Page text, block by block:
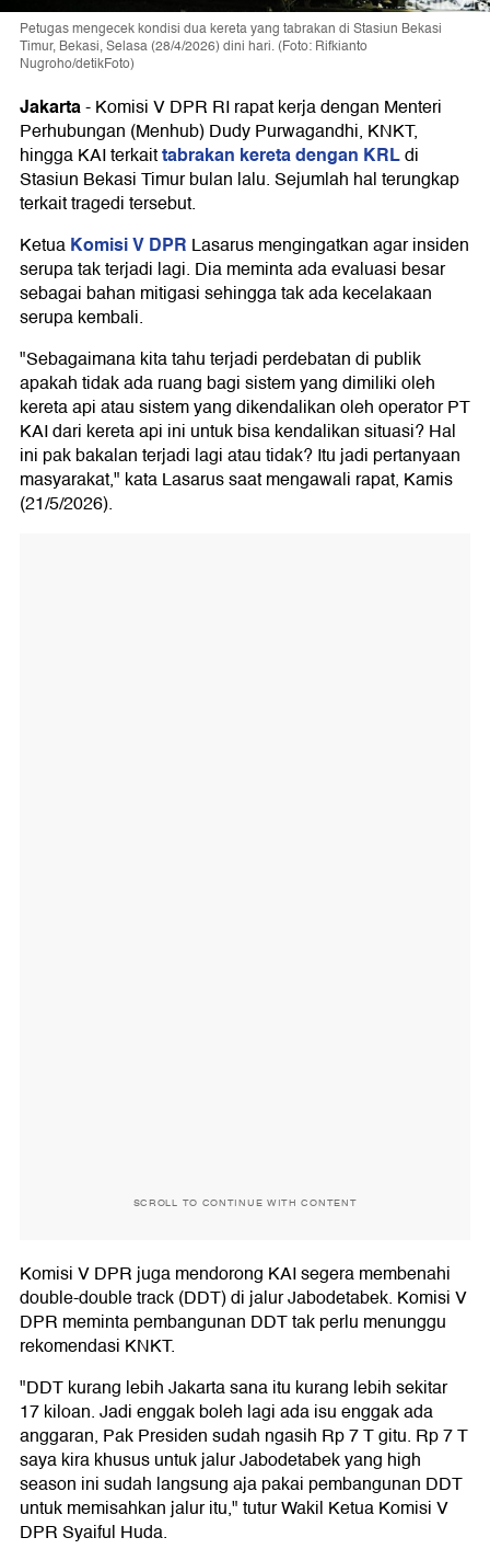
Petugas mengecek kondisi dua kereta yang tabrakan di Stasiun Bekasi
Timur, Bekasi, Selasa (28/4/2026) dini hari. (Foto: Rifkianto
Nugroho/detikFoto)
Jakarta-Komisi V DPR RI rapat kerja dengan Menteri
Perhubungan (Menhub) Dudy Purwagandhi, KNKT,
hingga KAI terkaittabrakan kereta dengan KRLdi
Stasiun Bekasi Timur bulan lalu. Sejumlah hal terungkap
terkait tragedi tersebut.
KetuaKomisi V DPR Lasarus mengingatkan agar insiden
serupa tak terjadi lagi. Dia meminta ada evaluasi besar
sebagai bahan mitigasi sehingga tak ada kecelakaan
serupa kembali.
"Sebagaimana kita tahu terjadi perdebatan di publik
apakah tidak ada ruang bagi sistem yang dimiliki oleh
kereta api atau sistem yang dikendalikan oleh operator PT
KAI dari kereta api ini untuk bisa kendalikan situasi? Hal
ini pak bakalan terjadi lagi atau tidak? Itu jadi pertanyaan
masyarakat," kata Lasarus saat mengawali rapat, Kamis
(21/5/2026).
SCROLL TO CONTINUE WITH CONTENT
Komisi V DPR juga mendorong KAI segera membenahi
double-double track (DDT) di jalur Jabodetabek. Komisi V
DPR meminta pembangunan DDT tak perlu menunggu
rekomendasi KNKT.
"DDT kurang lebih Jakarta sana itu kurang lebih sekitar
17 kiloan. Jadi enggak boleh lagi ada isu enggak ada
anggaran, Pak Presiden sudah ngasih Rp 7 T gitu. Rp 7 T
saya kira khusus untuk jalur Jabodetabek yang high
season ini sudah langsung aja pakai pembangunan DDT
untuk memisahkan jalur itu," tutur Wakil Ketua Komisi V
DPR Syaiful Huda.